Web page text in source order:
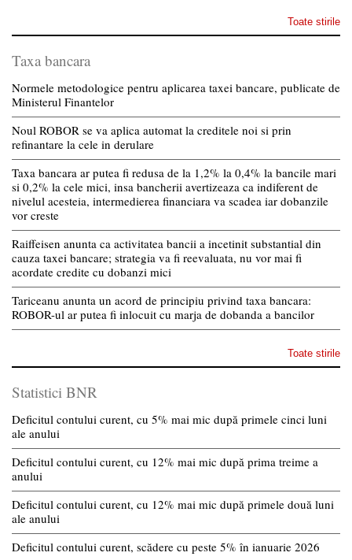
Toate stirile
Taxa bancara
Normele metodologice pentru aplicarea taxei bancare, publicate de
Ministerul Finantelor
Noul ROBOR se va aplica automat la creditele noi si prin
refinantare la cele in derulare
Taxa bancara ar putea fi redusa de la 1,2% la 0,4% la bancile mari
si 0,2% la cele mici, insa bancherii avertizeaza ca indiferent de
nivelul acesteia, intermedierea financiara va scadea iar dobanzile
vor creste
Raiffeisen anunta ca activitatea bancii a incetinit substantial din
cauza taxei bancare; strategia va fi reevaluata, nu vor mai fi
acordate credite cu dobanzi mici
Tariceanu anunta un acord de principiu privind taxa bancara:
ROBOR-ul ar putea fi inlocuit cu marja de dobanda a bancilor
Toate stirile
Statistici BNR
Deficitul contului curent, cu 5% mai mic după primele cinci luni
ale anului
Deficitul contului curent, cu 12% mai mic după prima treime a
anului
Deficitul contului curent, cu 12% mai mic după primele două luni
ale anului
Deficitul contului curent, scădere cu peste 5% în ianuarie 2026